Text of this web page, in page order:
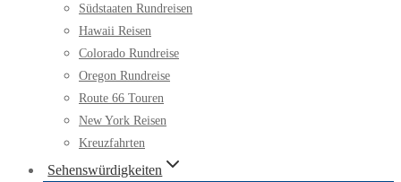
Südstaaten Rundreisen
Hawaii Reisen
Colorado Rundreise
Oregon Rundreise
Route 66 Touren
New York Reisen
Kreuzfahrten
Sehenswürdigkeiten